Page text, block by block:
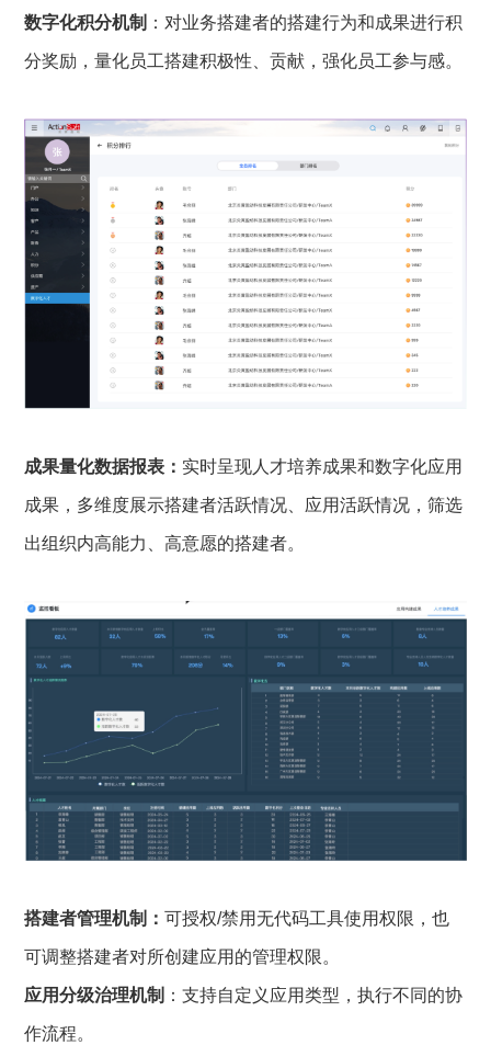
数字化积分机制 ：对业务搭建者的搭建行为和成果进行积
分奖励，量化员工搭建积极性、贡献，强化员工参与感。
成果量化数据报表： 实时呈现人才培养成果和数字化应用
成果，多维度展示搭建者活跃情况、应用活跃情况，筛选
出组织内高能力、高意愿的搭建者。
搭建者管理机制：可授权/禁用无代码工具使用权限，也
可调整搭建者对所创建应用的管理权限。
应用分级治理机制 ：支持自定义应用类型，执行不同的协
作流程。